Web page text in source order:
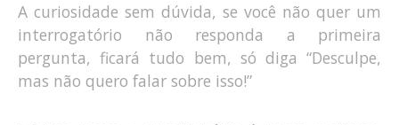
A curiosidade sem dúvida, se você não quer um
interrogatório não responda a primeira
pergunta, ficará tudo bem, só diga “Desculpe,
mas não quero falar sobre isso!”